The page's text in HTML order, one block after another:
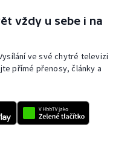
vždy u sebe i na
ve své chytré televizi
přímé přenosy, články a